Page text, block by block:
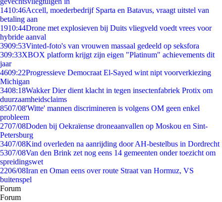
1410:46Accell, moederbedrijf Sparta en Batavus, vraagt uitstel van
betaling aan
1910:44Drone met explosieven bij Duits vliegveld voedt vrees voor
hybride aanval
3909:53Vinted-foto's van vrouwen massaal gedeeld op seksfora
309:33XBOX platform krijgt zijn eigen "Platinum" achievements dit
jaar
4609:22Progressieve Democraat El-Sayed wint nipt voorverkiezing
Michigan
3408:18Wakker Dier dient klacht in tegen insectenfabriek Protix om
duurzaamheidsclaims
8507/08'Witte' mannen discrimineren is volgens OM geen enkel
probleem
2707/08Doden bij Oekraïense droneaanvallen op Moskou en Sint-
Petersburg
3407/08Kind overleden na aanrijding door AH-bestelbus in Dordrecht
5307/08Van den Brink zet nog eens 14 gemeenten onder toezicht om
spreidingswet
2206/08Iran en Oman eens over route Straat van Hormuz, VS
buitenspel
Forum
Forum